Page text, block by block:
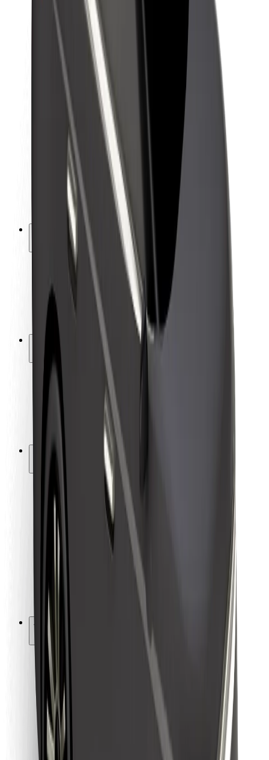
Kestävä kehitys Boltilla
Project Zero
Uutishuone
Brändiohjeistus
Sijoittajasuhteet
Johto
Brändi
Media
Urban Fund
Turvallisuus
Matkustajan turvallisuus
Kuljettajan turvallisuus
Potkulautojen turvallisuus
Turvallisuus Lab
Sijainnit
Kaupunkiratkaisut
Boltin lataustelineet
Kuljettajille
Ruokaläheteille
Bolt Food
Ravintoloille
Jotain muuta
Ehdot
Evästeet
Turvallisuus
Hanki kyyti hetkessä!